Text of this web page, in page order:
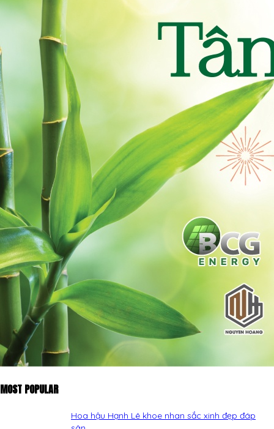
MOST POPULAR
Hoa hậu Hạnh Lê khoe nhan sắc xinh đẹp đáp